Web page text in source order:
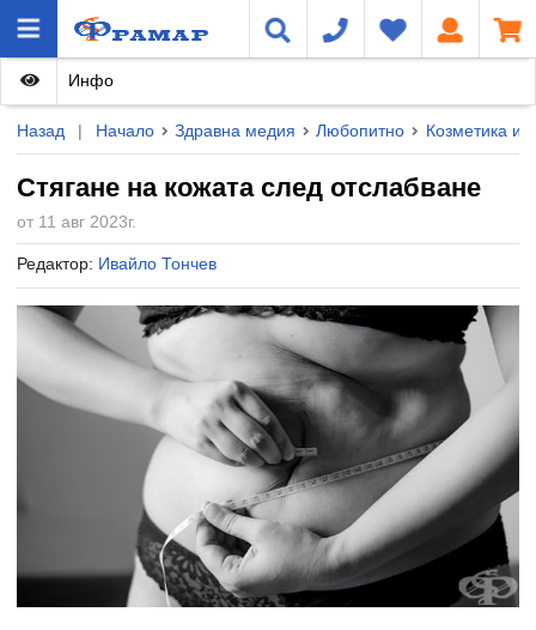
Назад | Начало Здравна медия Любопитно Козметика и
Стягане на кожата след отслабване
от 11 авг 2023г.
Редактор: Ивайло Тончев
Инфо